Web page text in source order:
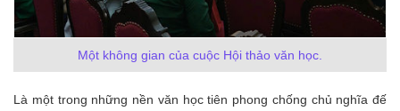
Một không gian của cuộc Hội thảo văn học.
Là một trong những nền văn học tiên phong chống chủ nghĩa đế